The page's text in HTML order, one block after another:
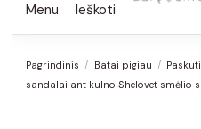
Menu Ieškoti
Pagrindinis Batai pigiau
sandalai ant kulno Shelovet smėlio